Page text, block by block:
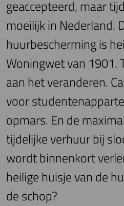
geaccepteerd, maar
moeilijk in Nederland.
huurbescherming is
Woningwet van 1901.
aan het veranderen.
voor
opmars. En de
tijdelijke verhuur bij
wordt binnenkort
heilige huisje van de
de schop?